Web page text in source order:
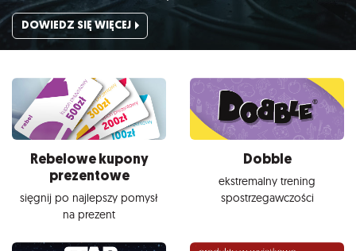
DOWIEDZ SIĘ WIĘCEJ
Rebelowe kupony
prezentowe
sięgnij po najlepszy pomysł
na prezent
Dobble
ekstremalny trening
spostrzegawczości